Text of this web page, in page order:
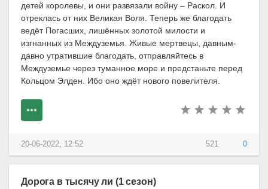
детей королевы, и они развязали войну – Раскол. И
отреклась от них Великая Воля. Теперь же благодать
ведёт Погасших, лишённых золотой милости и
изгнанных из Междуземья. Живые мертвецы, давным-
давно утратившие благодать, отправляйтесь в
Междуземье через туманное море и предстаньте перед
Кольцом Элден. Ибо оно ждёт нового повелителя.
521 0
20-06-2022, 12:52
Дорога в тысячу ли (1 сезон)